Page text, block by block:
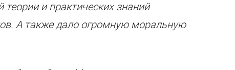
и практических знаний
А также дало огромную моральную